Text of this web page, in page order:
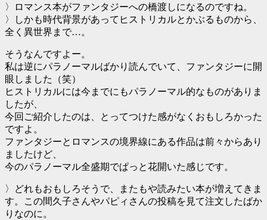
〉ロマンス本がファンタジーへの橋渡しになるのですね。
〉しかも時代背景があってヒストリカルとかぶるものから、
全く異世界まで…。
そうなんですよー。
私は逆にパラノーマルばかり読んでいて、ファンタジーに開
眼しました（笑）
ヒストリカルには今までにもパラノーマル的なものがありま
したが、
今回ご紹介したのは、とってつけた感がなくおもしろかった
ですよ。
ファンタジーとロマンスの境界線にある作品は前々からあり
ましたけど、
今のパラノーマル全盛期でぱっと花開いた感じです。
〉どれもおもしろそうで、またもや読みたい本が増えてきま
す。この間久子さんやパピィさんの投稿を見て注文したばか
りなのに。